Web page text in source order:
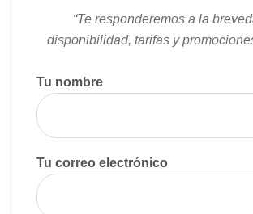
“Te responderemos a la
disponibilidad, tarifas y
Tu nombre
Tu correo electrónico